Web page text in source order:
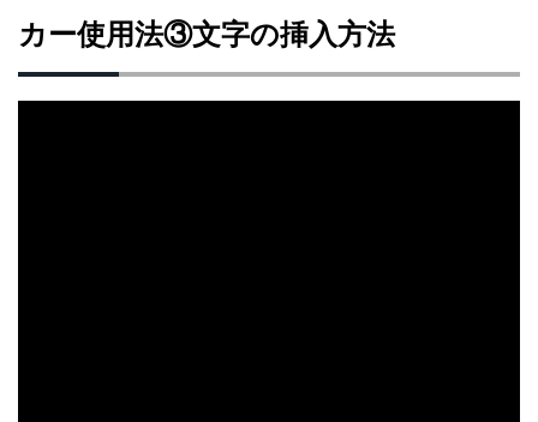
カー使用法③文字の挿入方法